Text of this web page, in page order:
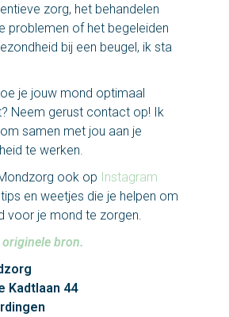
zorg, het behandelen
problemen of het begeleiden
bij een beugel, ik sta
je jouw mond optimaal
Neem gerust contact op! Ik
samen met jou aan je
te werken.
ook op Instagram
en weetjes die je helpen om
voor je mond te zorgen.
bron.
Kadtlaan 44